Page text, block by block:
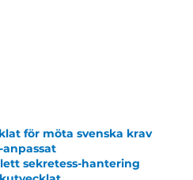
för möta svenska krav
anpassat
sekretess-hantering